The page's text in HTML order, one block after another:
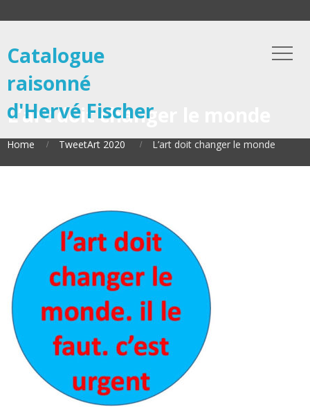
Catalogue
raisonné
d'Hervé Fischer
L’art doit changer le monde
Home TweetArt 2020 L’art doit changer le monde